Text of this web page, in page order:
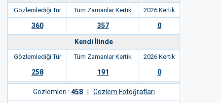
Gözlemlediği Tür Tüm Zamanlar Kertik 2026 Kertik
360 357 0
Kendi İlinde
Gözlemlediği Tür Tüm Zamanlar Kertik 2026 Kertik
258 191 0
Gözlemleri : 458| Gözlem Fotoğrafları